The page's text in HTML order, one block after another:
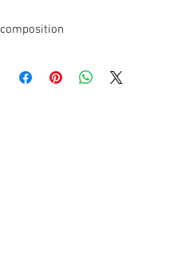
composition
matière imperméable, intérieur